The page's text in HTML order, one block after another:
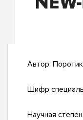
Автор:
Шифр
Научная